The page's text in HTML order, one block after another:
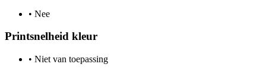
• Nee
Printsnelheid kleur
• Niet van toepassing